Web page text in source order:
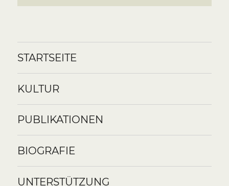
STARTSEITE
KULTUR
PUBLIKATIONEN
BIOGRAFIE
UNTERSTÜTZUNG